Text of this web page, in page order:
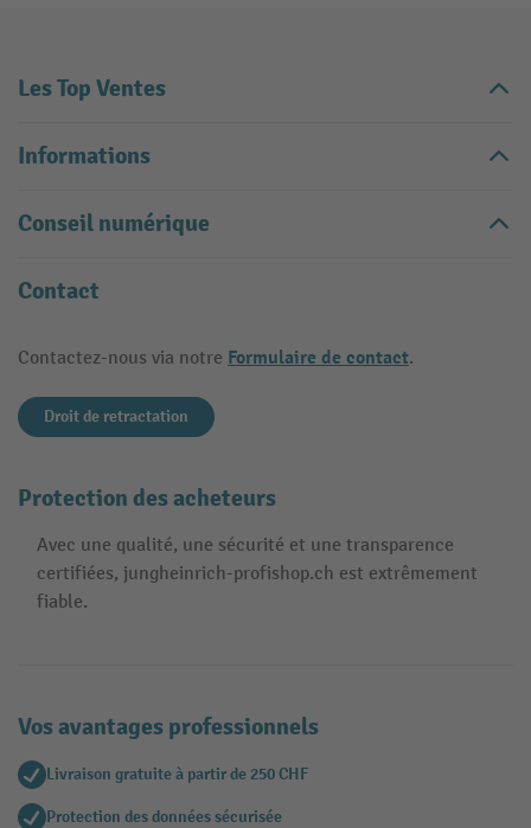
Les Top Ventes
Informations
Conseil numérique
Contact
Contactez-nous via notre Formulaire de contact.
Droit de retractation
Protection des acheteurs
Avec une qualité, une sécurité et une transparence
certifiées, jungheinrich-profishop.ch est extrêmement
fiable.
Vos avantages professionnels
Livraison gratuite à partir de 250 CHF
Protection des données sécurisée